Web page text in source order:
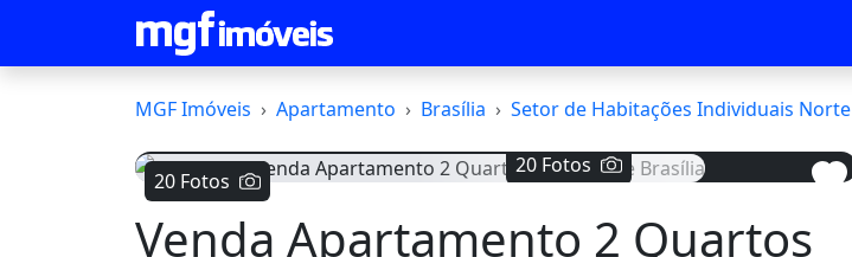
MGF Imóveis Apartamento Brasília Setor de Habitações Individuais Norte
20 Fotos
20 Fotos
Voltar
Venda Apartamento 2 Quartos